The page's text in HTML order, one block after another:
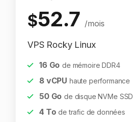
$52.7 /mois
VPS Rocky Linux
16 Go de mémoire DDR4
8 vCPU haute performance
50Go de disque NVMe SSD
4To de trafic de données